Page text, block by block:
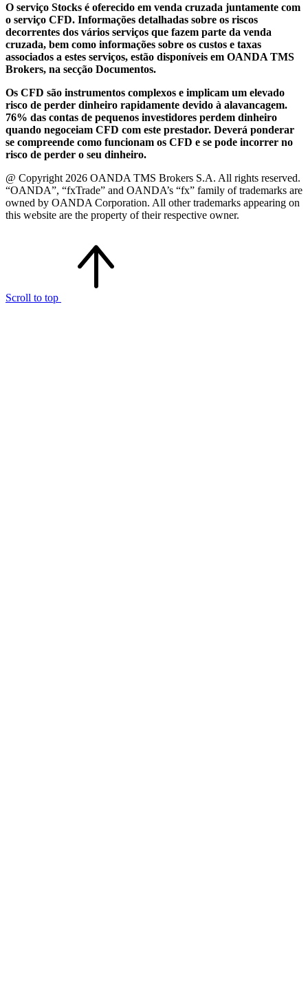
O serviço Stocks é oferecido em venda cruzada juntamente com
o serviço CFD. Informações detalhadas sobre os riscos
decorrentes dos vários serviços que fazem parte da venda
cruzada, bem como informações sobre os custos e taxas
associados a estes serviços, estão disponíveis em OANDA TMS
Brokers, na secção Documentos.
Os CFD são instrumentos complexos e implicam um elevado
risco de perder dinheiro rapidamente devido à alavancagem.
76% das contas de pequenos investidores perdem dinheiro
quando negoceiam CFD com este prestador. Deverá ponderar
se compreende como funcionam os CFD e se pode incorrer no
risco de perder o seu dinheiro.
@ Copyright 2026 OANDA TMS Brokers S.A. All rights reserved.
“OANDA”, “fxTrade” and OANDA’s “fx” family of trademarks are
owned by OANDA Corporation. All other trademarks appearing on
this website are the property of their respective owner.
Scroll to top